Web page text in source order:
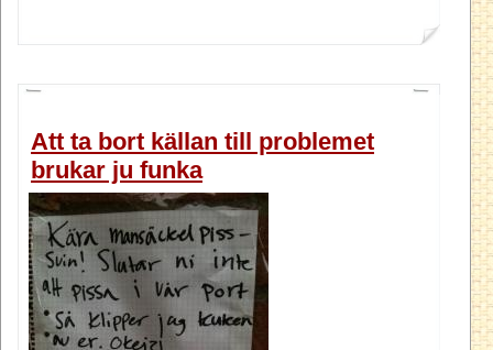
Att ta bort källan till problemet
brukar ju funka